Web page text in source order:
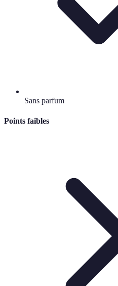
Sans parfum
Points faibles